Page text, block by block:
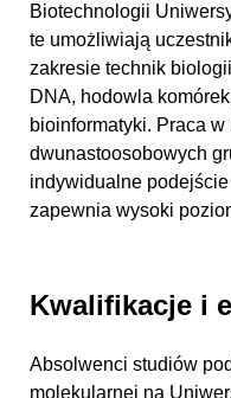
Biotechnologii
te umożliwiają
zakresie technik
DNA, hodowla
bioinformatyki. Praca w
dwunastoosobowych
indywidualne
zapewnia wysoki
Kwalifikacje i
Absolwenci studiów
molekularnej na